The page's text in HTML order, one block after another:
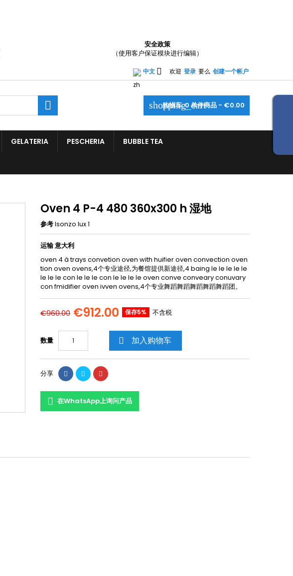
安全政策
（使用客户保证模块进行编辑）
欢迎 登录 要么 创建一个帐户
中文 
shopping_cart
购物车:0 单件商品 - €0.00

GELATERIA PESCHERIA BUBBLE TEA
Oven 4 P-4 480 360x300 h 湿地
参考Isonzo lux 1
运输 意大利
oven 4 à trays convetion oven with huifier oven convection oven
tion oven ovens,4个专业途径,为餐馆提供新途径,4 baing le le le le le
le le le con le le le con le le le le oven conve conveary conuvary
con fmidifier oven ivven ovens,4个专业舞蹈舞蹈舞蹈舞蹈舞蹈团。
€960.00 €912.00 保存5% 不含税
数量  加入购物车
分享
在WhatsApp上询问产品
((createText))